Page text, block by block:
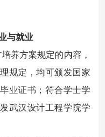
与就业
养方案规定的内容，
规定，均可颁发国家
业证书；符合学士学
武汉设计工程学院学